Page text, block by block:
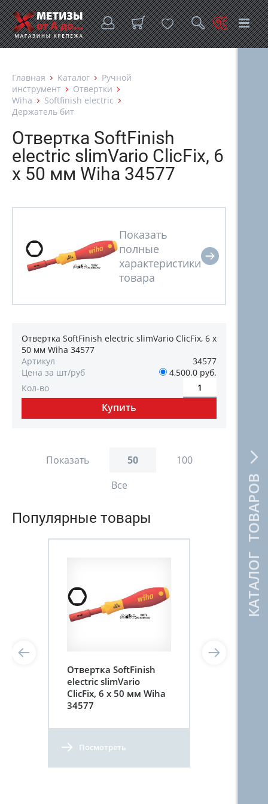
КАТАЛОГ ТОВАРОВ
Главная Каталог
Ручной
инструмент
Отвертки
Wiha
Softfinish electric
Держатель бит
Отвертка SoftFinish
electric slimVario ClicFix, 6
x 50 мм Wiha 34577
Отвертка SoftFinish electric slimVario ClicFix, 6 x
50 мм Wiha 34577
Артикул
34577
Цена за шт/руб
4,500.0 руб.
Кол-во
Показать 50
100
Все
Популярные товары
Отвертка SoftFinish
electric slimVario
ClicFix, 6 x 50 мм Wiha
34577
Посмотреть